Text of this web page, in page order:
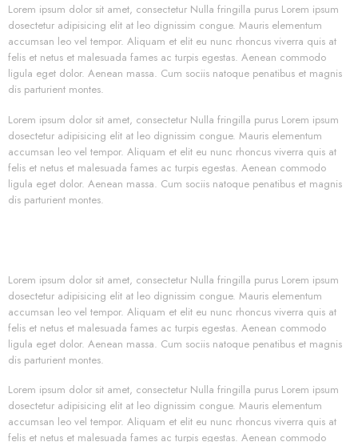
Lorem ipsum dolor sit amet, consectetur Nulla fringilla purus Lorem ipsum
dosectetur adipisicing elit at leo dignissim congue. Mauris elementum
accumsan leo vel tempor. Aliquam et elit eu nunc rhoncus viverra quis at
felis et netus et malesuada fames ac turpis egestas. Aenean commodo
ligula eget dolor. Aenean massa. Cum sociis natoque penatibus et magnis
dis parturient montes.
Lorem ipsum dolor sit amet, consectetur Nulla fringilla purus Lorem ipsum
dosectetur adipisicing elit at leo dignissim congue. Mauris elementum
accumsan leo vel tempor. Aliquam et elit eu nunc rhoncus viverra quis at
felis et netus et malesuada fames ac turpis egestas. Aenean commodo
ligula eget dolor. Aenean massa. Cum sociis natoque penatibus et magnis
dis parturient montes.
Lorem ipsum dolor sit amet, consectetur Nulla fringilla purus Lorem ipsum
dosectetur adipisicing elit at leo dignissim congue. Mauris elementum
accumsan leo vel tempor. Aliquam et elit eu nunc rhoncus viverra quis at
felis et netus et malesuada fames ac turpis egestas. Aenean commodo
ligula eget dolor. Aenean massa. Cum sociis natoque penatibus et magnis
dis parturient montes.
Lorem ipsum dolor sit amet, consectetur Nulla fringilla purus Lorem ipsum
dosectetur adipisicing elit at leo dignissim congue. Mauris elementum
accumsan leo vel tempor. Aliquam et elit eu nunc rhoncus viverra quis at
felis et netus et malesuada fames ac turpis egestas. Aenean commodo